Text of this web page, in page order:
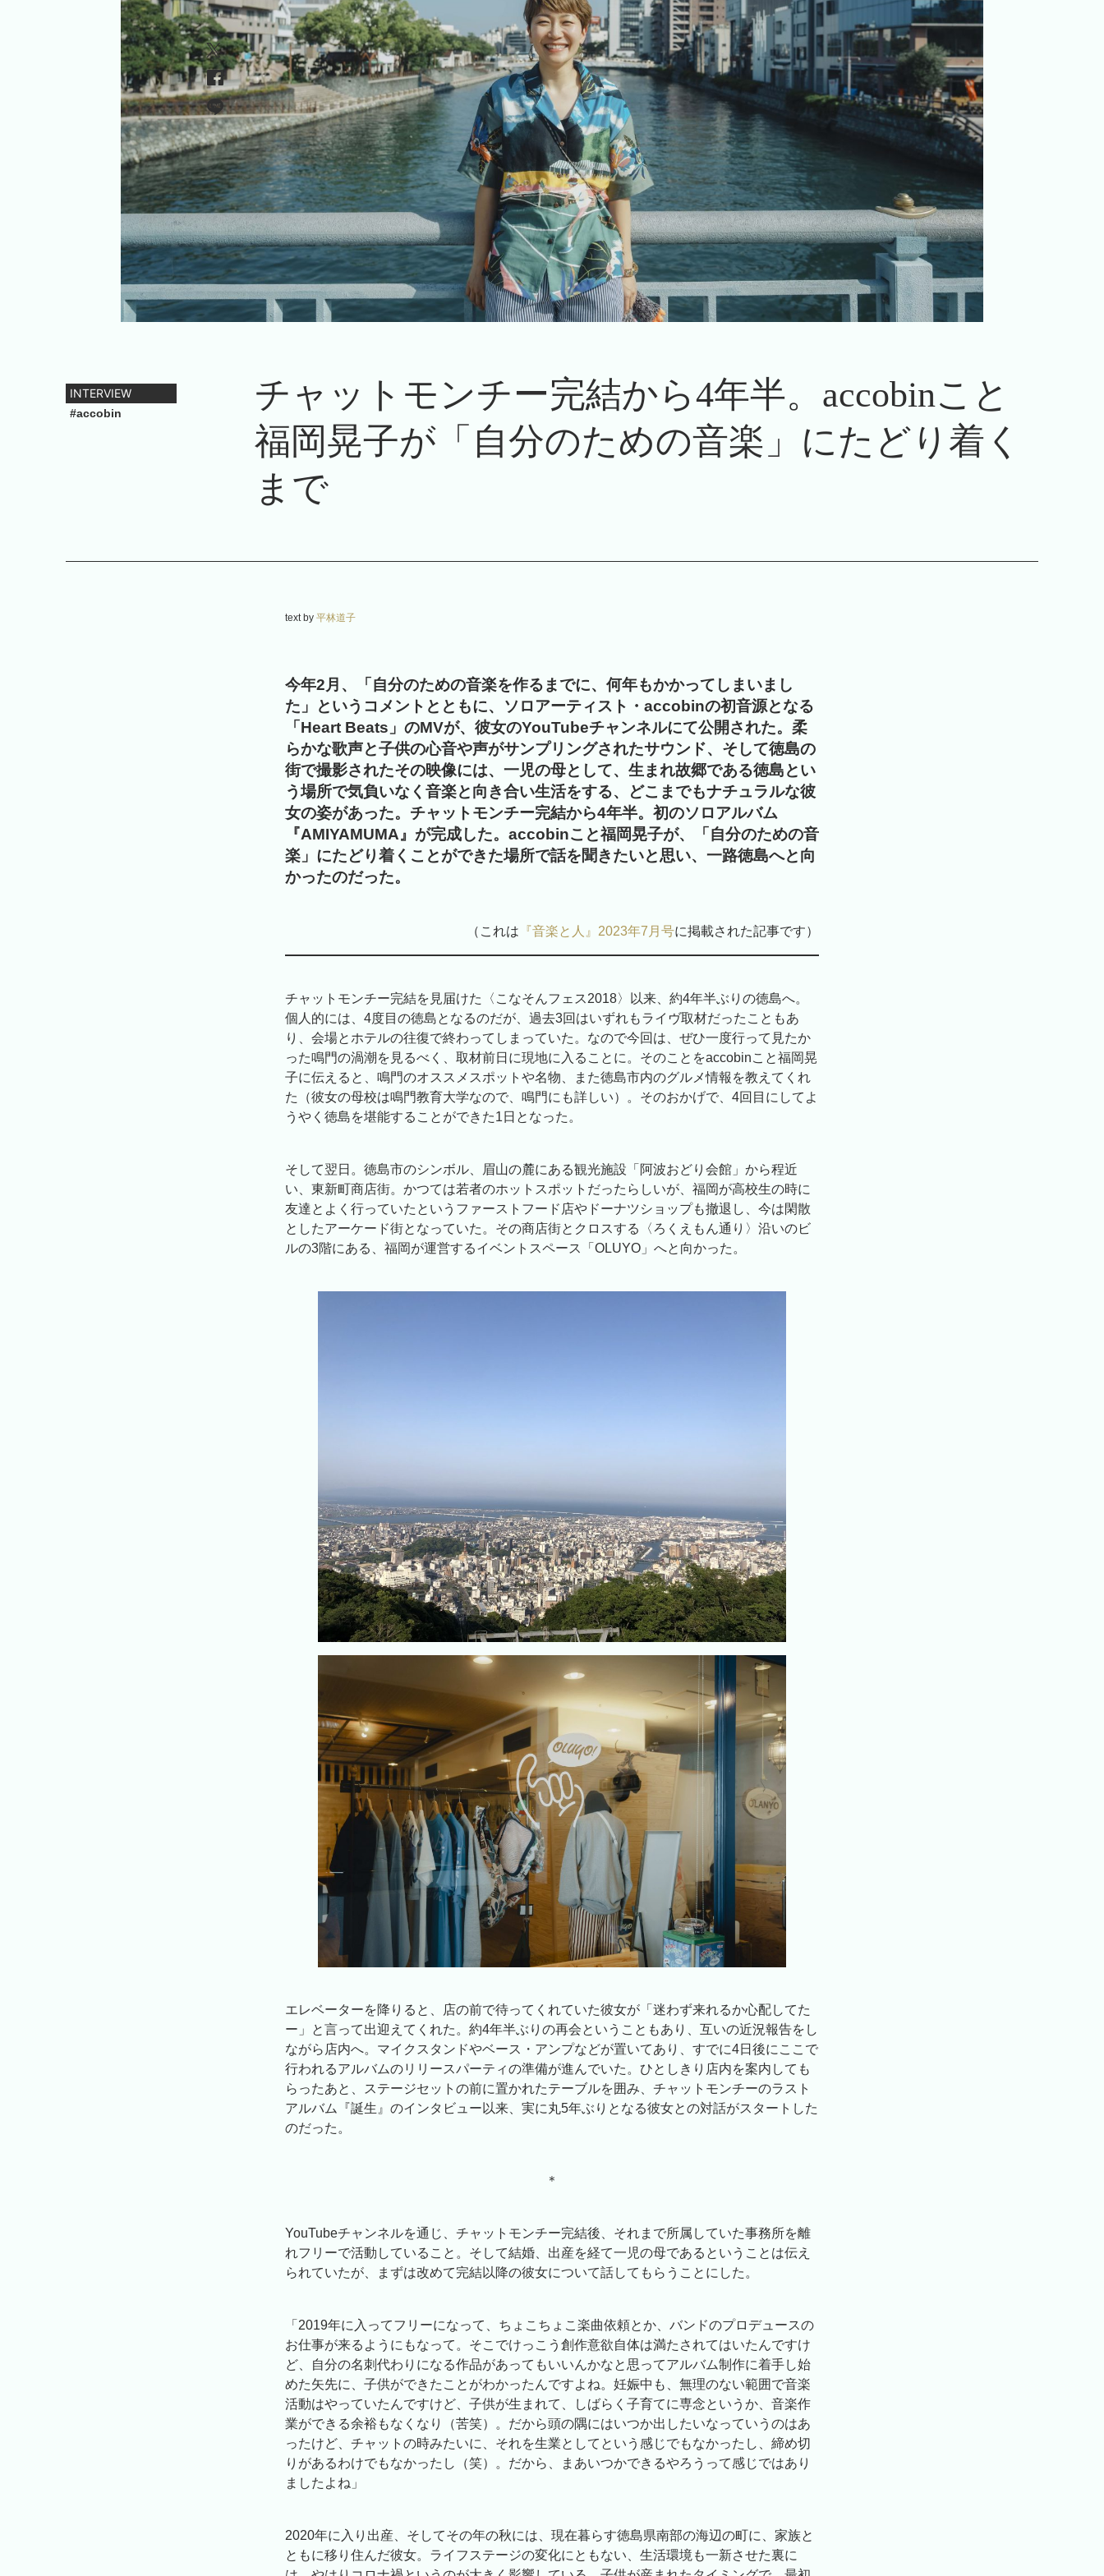
INTERVIEW
#accobin
チャットモンチー完結から4年半。accobinこと
福岡晃子が「自分のための音楽」にたどり着く
まで
text by 平林道子
今年2月、「自分のための音楽を作るまでに、何年もかかってしまいまし
た」というコメントとともに、ソロアーティスト・accobinの初音源となる
「Heart Beats」のMVが、彼女のYouTubeチャンネルにて公開された。柔
らかな歌声と子供の心音や声がサンプリングされたサウンド、そして徳島の
街で撮影されたその映像には、一児の母として、生まれ故郷である徳島とい
う場所で気負いなく音楽と向き合い生活をする、どこまでもナチュラルな彼
女の姿があった。チャットモンチー完結から4年半。初のソロアルバム
『AMIYAMUMA』が完成した。accobinこと福岡晃子が、「自分のための音
楽」にたどり着くことができた場所で話を聞きたいと思い、一路徳島へと向
かったのだった。
（これは 『音楽と人』2023年7月号に掲載された記事です）
チャットモンチー完結を見届けた〈こなそんフェス2018〉以来、約4年半ぶりの徳島へ。
個人的には、4度目の徳島となるのだが、過去3回はいずれもライヴ取材だったこともあ
り、会場とホテルの往復で終わってしまっていた。なので今回は、ぜひ一度行って見たか
った鳴門の渦潮を見るべく、取材前日に現地に入ることに。そのことをaccobinこと福岡晃
子に伝えると、鳴門のオススメスポットや名物、また徳島市内のグルメ情報を教えてくれ
た（彼女の母校は鳴門教育大学なので、鳴門にも詳しい）。そのおかげで、4回目にしてよ
うやく徳島を堪能することができた1日となった。
そして翌日。徳島市のシンボル、眉山の麓にある観光施設「阿波おどり会館」から程近
い、東新町商店街。かつては若者のホットスポットだったらしいが、福岡が高校生の時に
友達とよく行っていたというファーストフード店やドーナツショップも撤退し、今は閑散
としたアーケード街となっていた。その商店街とクロスする〈ろくえもん通り〉沿いのビ
ルの3階にある、福岡が運営するイベントスペース「OLUYO」へと向かった。
エレベーターを降りると、店の前で待ってくれていた彼女が「迷わず来れるか心配してた
ー」と言って出迎えてくれた。約4年半ぶりの再会ということもあり、互いの近況報告をし
ながら店内へ。マイクスタンドやベース・アンプなどが置いてあり、すでに4日後にここで
行われるアルバムのリリースパーティの準備が進んでいた。ひとしきり店内を案内しても
らったあと、ステージセットの前に置かれたテーブルを囲み、チャットモンチーのラスト
アルバム『誕生』のインタビュー以来、実に丸5年ぶりとなる彼女との対話がスタートした
のだった。
＊
YouTubeチャンネルを通じ、チャットモンチー完結後、それまで所属していた事務所を離
れフリーで活動していること。そして結婚、出産を経て一児の母であるということは伝え
られていたが、まずは改めて完結以降の彼女について話してもらうことにした。
「2019年に入ってフリーになって、ちょこちょこ楽曲依頼とか、バンドのプロデュースの
お仕事が来るようにもなって。そこでけっこう創作意欲自体は満たされてはいたんですけ
ど、自分の名刺代わりになる作品があってもいいんかなと思ってアルバム制作に着手し始
めた矢先に、子供ができたことがわかったんですよね。妊娠中も、無理のない範囲で音楽
活動はやっていたんですけど、子供が生まれて、しばらく子育てに専念というか、音楽作
業ができる余裕もなくなり（苦笑）。だから頭の隅にはいつか出したいなっていうのはあ
ったけど、チャットの時みたいに、それを生業としてという感じでもなかったし、締め切
りがあるわけでもなかったし（笑）。だから、まあいつかできるやろうって感じではあり
ましたよね」
2020年に入り出産、そしてその年の秋には、現在暮らす徳島県南部の海辺の町に、家族と
ともに移り住んだ彼女。ライフステージの変化にともない、生活環境も一新させた裏に